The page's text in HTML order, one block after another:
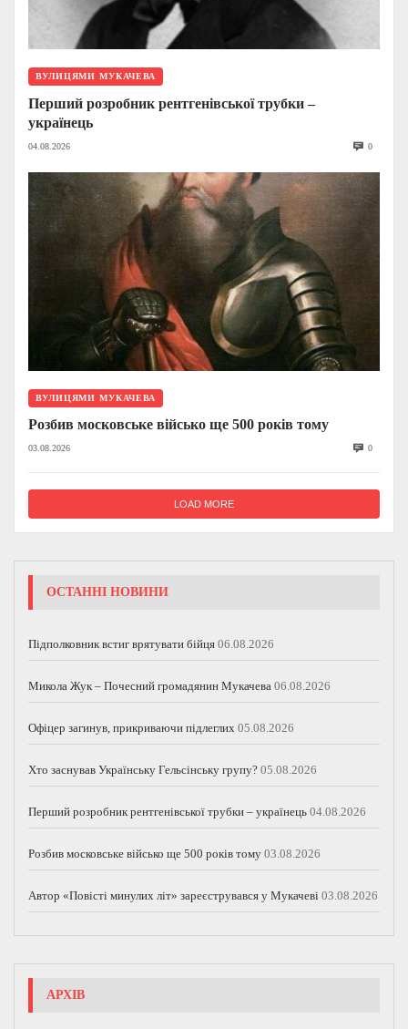
ВУЛИЦЯМИ МУКАЧЕВА
Перший розробник рентгенівської трубки –
українець
04.08.2026 0
ВУЛИЦЯМИ МУКАЧЕВА
Розбив московське військо ще 500 років тому
03.08.2026 0
LOAD MORE
ОСТАННІ НОВИНИ
Підполковник встиг врятувати бійця 06.08.2026
Микола Жук – Почесний громадянин Мукачева 06.08.2026
Офіцер загинув, прикриваючи підлеглих 05.08.2026
Хто заснував Українську Гельсінську групу? 05.08.2026
Перший розробник рентгенівської трубки – українець 04.08.2026
Розбив московське військо ще 500 років тому 03.08.2026
Автор «Повісті минулих літ» зареєструвався у Мукачеві 03.08.2026
АРХІВ